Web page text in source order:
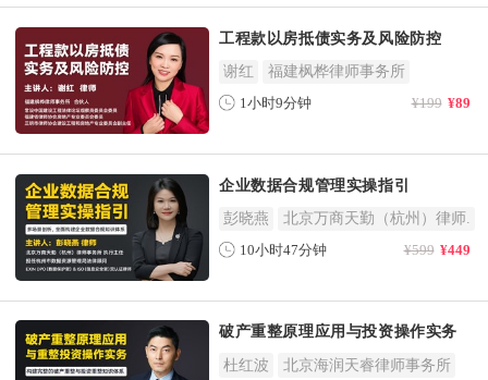
工程款以房抵债实务及风险防控
谢红 福建枫桦律师事务所
1小时9分钟 ¥199 ¥89
企业数据合规管理实操指引
彭晓燕 北京万商天勤（杭州）律师.
10小时47分钟 ¥599 ¥449
破产重整原理应用与投资操作实务
杜红波 北京海润天睿律师事务所